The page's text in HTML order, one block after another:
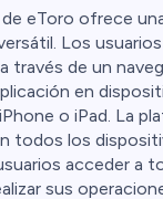
eToro ofrece
Los
través de un
en
o iPad. La
todos los
acceder a
sus